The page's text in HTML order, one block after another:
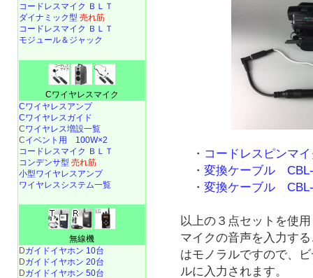
・ コードレスピンマ
・変換ケーブル
・変換ケーブル
以上の３点セットを使
マイクの音声を入力す
はモノラルですので、
ルに入力されます。
コードレスマイク ＢＬＴ
ダイナミック型 売れ筋
コードレスマイク ＢＬＴ
モジュール＆ジャック
Cワイヤレスマイク
Cワイヤレスアンプ
Cワイヤレスガイド
Cワイヤレス増設一覧
Cイベント用 100W×2
コードレスマイク ＢＬＴ
コンデンサ型 売れ筋
小型ワイヤレスアンプ
ワイヤレスシステム一覧
無線機
Dガイドイヤホン 10台
Dガイドイヤホン 20台
Dガイドイヤホン 50台